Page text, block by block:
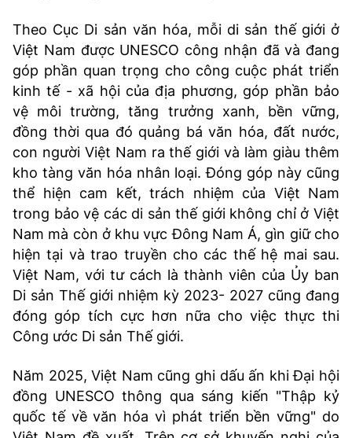
Theo Cục Di sản văn hóa, mỗi di sản thế giới ở
Việt Nam được UNESCO công nhận đã và đang
góp phần quan trọng cho công cuộc phát triển
kinh tế - xã hội của địa phương, góp phần bảo
vệ môi trường, tăng trưởng xanh, bền vững,
đồng thời qua đó quảng bá văn hóa, đất nước,
con người Việt Nam ra thế giới và làm giàu thêm
kho tàng văn hóa nhân loại. Đóng góp này cũng
thể hiện cam kết, trách nhiệm của Việt Nam
trong bảo vệ các di sản thế giới không chỉ ở Việt
Nam mà còn ở khu vực Đông Nam Á, gìn giữ cho
hiện tại và trao truyền cho các thế hệ mai sau.
Việt Nam, với tư cách là thành viên của Ủy ban
Di sản Thế giới nhiệm kỳ 2023- 2027 cũng đang
đóng góp tích cực hơn nữa cho việc thực thi
Công ước Di sản Thế giới.
Năm 2025, Việt Nam cũng ghi dấu ấn khi Đại hội
đồng UNESCO thông qua sáng kiến "Thập kỷ
quốc tế về văn hóa vì phát triển bền vững" do